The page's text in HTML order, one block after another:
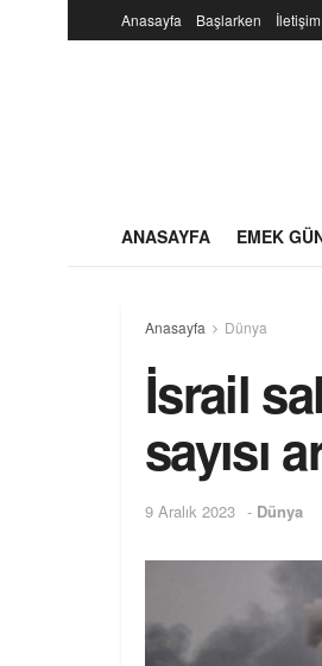
Anasayfa Başlarken İletişim
ANASAYFA EMEK
Anasayfa Dünya
İsrail
sayısı
9 Aralık 2023 - Dünya